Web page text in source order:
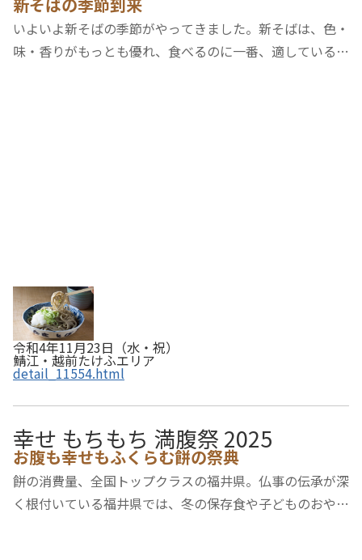
いよいよ新そばの季節がやってきました。新そばは、色・
味・香りがもっとも優れ、食べるのに一番、適していると
令和4年11月23日（水・祝）
鯖江・越前たけふエリア
detail_11554.html
幸せ もちもち 満腹祭 2025
お腹も幸せもふくらむ餅の祭典
餅の消費量、全国トップクラスの福井県。仏事の伝承が深
く根付いている福井県では、冬の保存食や子どものおやつ